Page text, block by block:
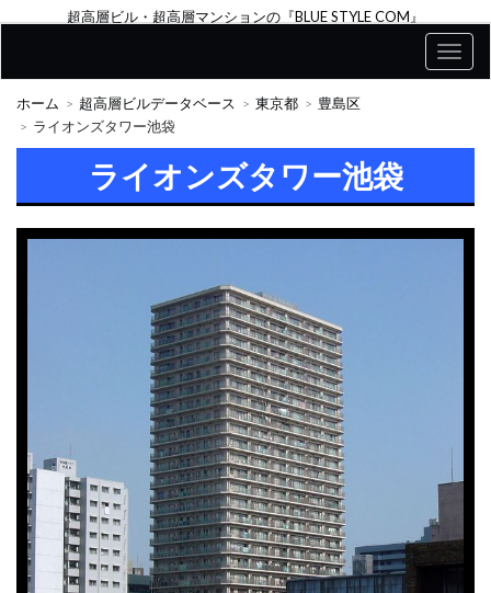
超高層ビル・超高層マンションの『BLUE STYLE COM』
ホーム 超高層ビルデータベース 東京都
豊島区
ライオンズタワー池袋
ライオンズタワー池袋